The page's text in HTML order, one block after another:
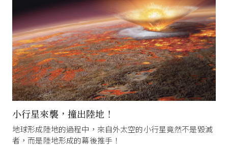
小行星來襲，撞出陸地！
地球形成陸地的過程中，來自外太空的小行星竟然不是毀滅
者，而是陸地形成的幕後推手！